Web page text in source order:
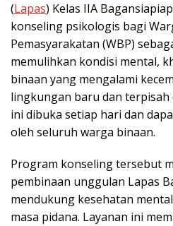
(Lapas) Kelas IIA
konseling psikologis bagi
Pemasyarakatan (WBP)
memulihkan kondisi mental,
binaan yang mengalami
lingkungan baru dan terpisah
ini dibuka setiap hari dan
oleh seluruh warga binaan.
Program konseling tersebut
pembinaan unggulan Lapas
mendukung kesehatan
masa pidana. Layanan ini